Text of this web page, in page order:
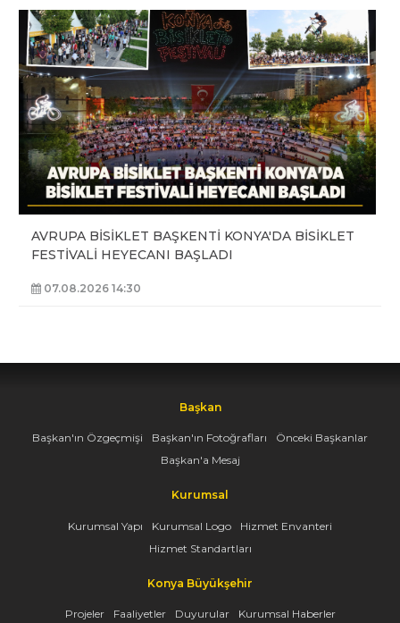
AVRUPA BİSİKLET BAŞKENTİ KONYA'DA BİSİKLET
FESTİVALİ HEYECANI BAŞLADI
07.08.2026 14:30
Başkan
Başkan'ın Özgeçmişi Başkan'ın Fotoğrafları
Önceki Başkanlar
Başkan'a Mesaj
Kurumsal
Kurumsal Yapı Kurumsal Logo
Hizmet Envanteri
Hizmet Standartları
Konya Büyükşehir
Projeler Faaliyetler Duyurular Kurumsal Haberler